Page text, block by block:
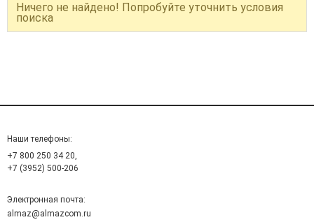
Ничего не найдено! Попробуйте уточнить условия
поиска
Наши телефоны:
+7 800 250 34 20,
+7 (3952) 500-206
Электронная почта:
almaz@almazcom.ru